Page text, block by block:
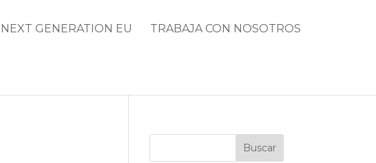
NEXT GENERATION EU TRABAJA CON NOSOTROS